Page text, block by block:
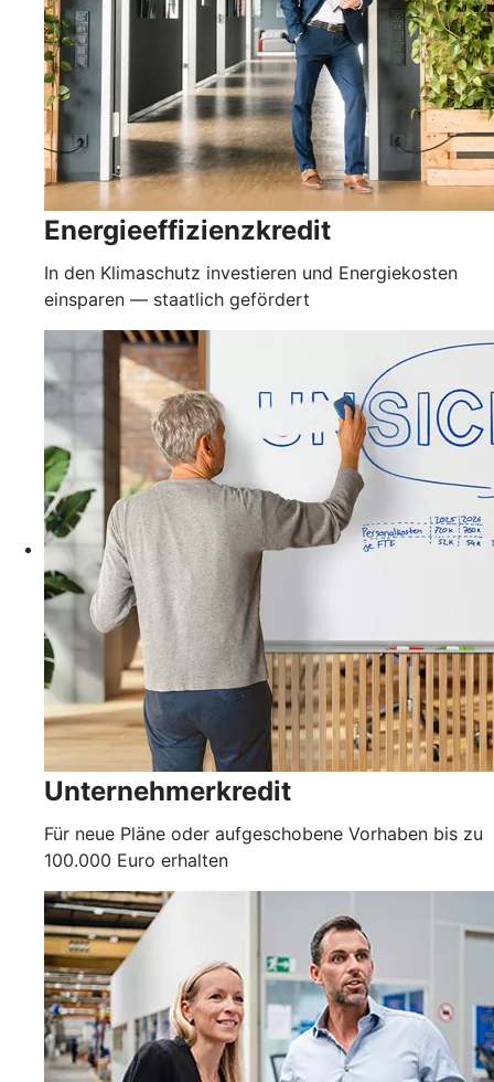
Energieeffizienzkredit
In den Klimaschutz investieren und Energiekosten
einsparen — staatlich gefördert
Unternehmerkredit
Für neue Pläne oder aufgeschobene Vorhaben bis zu
100.000 Euro erhalten